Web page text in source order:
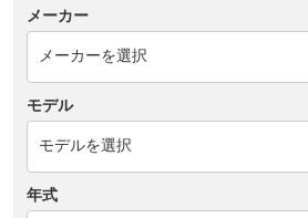
メーカー
モデル
年式